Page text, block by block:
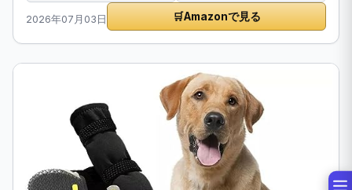
2026年07月03日 🛒Amazonで見る